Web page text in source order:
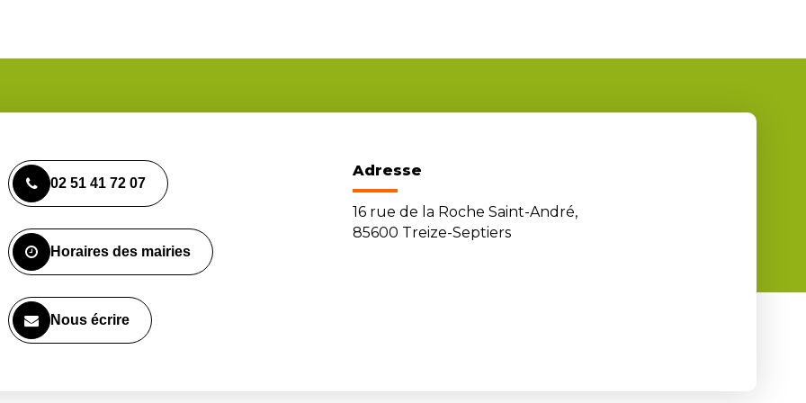
02 51 41 72 07
Horaires des mairies
Nous écrire
Adresse
16 rue de la Roche Saint-André,
85600 Treize-Septiers